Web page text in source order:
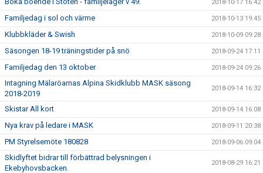
2018-10-17 16:42
Familjedag i sol och värme 2018-10-13 19:45
Klubbkläder & Swish 2018-10-09 09:28
Säsongen 18-19 träningstider på snö 2018-09-24 17:11
Familjedag den 13 oktober 2018-09-24 09:26
Intagning Mälaröarnas Alpina Skidklubb MASK säsong
2018-2019
2018-09-14 16:32
Skistar All kort 2018-09-14 16:08
Nya krav på ledare i MASK 2018-09-11 20:38
PM Styrelsemöte 180828 2018-09-06 09:04
Skidlyftet bidrar till förbättrad belysningen i
Ekebyhovsbacken.
2018-08-29 16:21